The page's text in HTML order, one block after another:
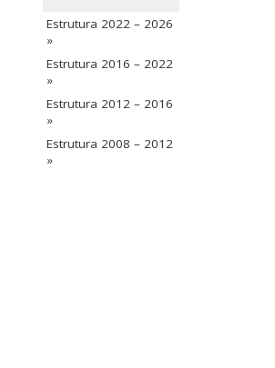
Estrutura 2022 – 2026
»
Estrutura 2016 – 2022
»
Estrutura 2012 – 2016
»
Estrutura 2008 – 2012
»